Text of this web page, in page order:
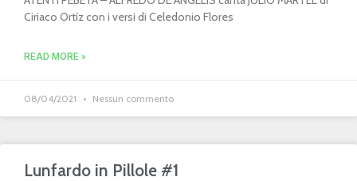
Ciriaco Ortíz con i versi di Celedonio Flores
READ MORE »
08/04/2021 Nessun commento
Lunfardo in Pillole #1